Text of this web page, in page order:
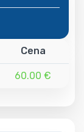
Cena
60.00 €